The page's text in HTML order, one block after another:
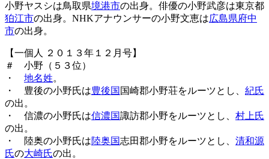
小野ヤスシは鳥取県境港市の出身。俳優の小野武彦は東京都
狛江市の出身。NHKアナウンサーの小野文恵は広島県府中
市の出身。
【一個人 ２０１３年１２月号】
＃ 小野（５３位）
・ 地名姓。
・ 豊後の小野氏は豊後国 国崎郡小野荘をルーツとし、 紀氏
の出。
・ 信濃の小野氏は信濃国諏訪郡小野をルーツとし、 村上氏
の出。
・ 陸奥の小野氏は陸奥国志田郡小野をルーツとし、 清和源
氏の大崎氏の出。